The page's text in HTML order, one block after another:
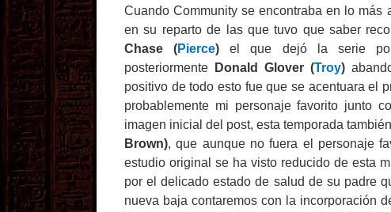
Cuando Community se encontraba en lo más
en su reparto de las que tuvo que saber
Chase (Pierce) el que dejó la serie por
posteriormente
Donald Glover (Troy)
positivo de todo esto fue que se acentuara el
probablemente mi personaje favorito junto
imagen inicial del post, esta temporada
Brown), que aunque no fuera el personaje
estudio original se ha visto reducido de esta
por el delicado estado de salud de su padre
nueva baja contaremos con la incorporación